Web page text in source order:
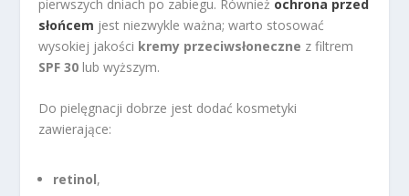
pierwszych dniach po zabiegu. Również ochrona przed
słońcem jest niezwykle ważna; warto stosować
wysokiej jakości kremy przeciwsłoneczne z filtrem
SPF 30 lub wyższym.
Do pielęgnacji dobrze jest dodać kosmetyki
zawierające:
retinol,